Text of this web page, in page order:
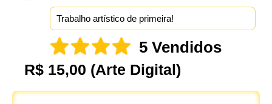
Trabalho artístico de primeira!
5 Vendidos
R$ 15,00 (Arte Digital)